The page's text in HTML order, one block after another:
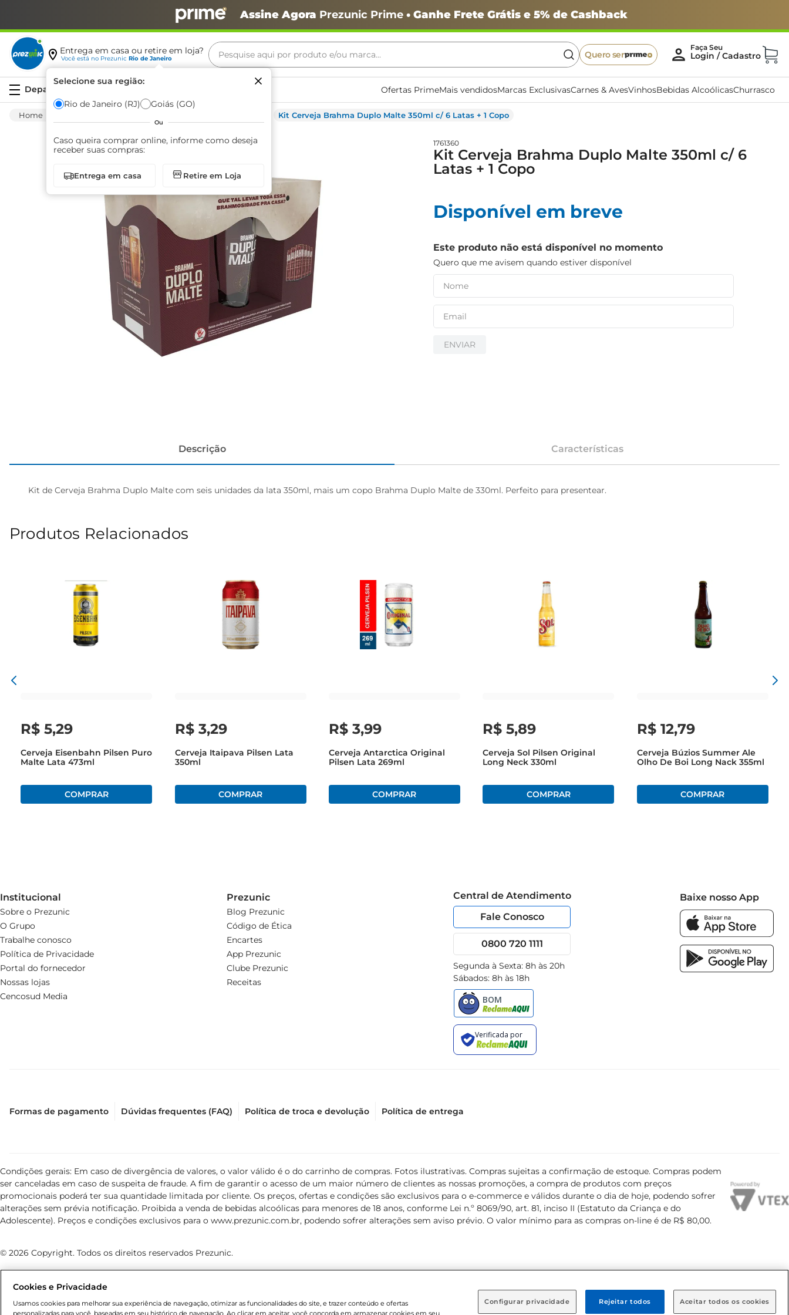
Assine Agora Prezunic Prime• Ganhe Frete Grátis e 5% de Cashback
Entrega em casa ou retire em loja?
Você está no Prezunic Rio de Janeiro
Selecione sua região:
Rio de Janeiro (RJ) Goiás (GO)
Ou
Caso queira comprar online, informe como deseja
receber suas compras:
Entrega em casa Retire em Loja
Pesquise aqui por produto e/ou marca...
Quero ser
Ofertas PrimeMais vendidosMarcas ExclusivasCarnes & AvesVinhosBebidas AlcoólicasChurrasco
Kit Cerveja Brahma Duplo Malte 350ml c/ 6 Latas + 1 Copo
1761360
Kit Cerveja Brahma Duplo Malte 350ml c/ 6
Latas + 1 Copo
Disponível em breve
Este produto não está disponível no momento
Quero que me avisem quando estiver disponível
ENVIAR
Descrição Características
Kit de Cerveja Brahma Duplo Malte com seis unidades da lata 350ml, mais um copo Brahma Duplo Malte de 330ml. Perfeito para presentear.
Produtos Relacionados
R$ 5,29
Cerveja Eisenbahn Pilsen Puro
Malte Lata 473ml
R$ 3,29
Cerveja Itaipava Pilsen Lata
350ml
R$ 3,99
Cerveja Antarctica Original
Pilsen Lata 269ml
R$ 5,89
Cerveja Sol Pilsen Original
Long Neck 330ml
R$ 12,79
Cerveja Búzios Summer Ale
Olho De Boi Long Nack 355ml
Institucional
Sobre o Prezunic
O Grupo
Trabalhe conosco
Política de Privacidade
Portal do fornecedor
Nossas lojas
Cencosud Media
Prezunic
Blog Prezunic
Código de Ética
Encartes
App Prezunic
Clube Prezunic
Receitas
Central de Atendimento
Fale Conosco
0800 720 1111
Segunda à Sexta: 8h às 20h
Sábados: 8h às 18h
Baixe nosso App
Formas de pagamento Dúvidas frequentes (FAQ) Política de troca e devolução Política de entrega
Condições gerais: Em caso de divergência de valores, o valor válido é o do carrinho de compras. Fotos ilustrativas. Compras sujeitas a confirmação de estoque. Compras podem
ser canceladas em caso de suspeita de fraude. A fim de garantir o acesso de um maior número de clientes as nossas promoções, a compra de produtos com preços
promocionais poderá ter sua quantidade limitada por cliente. Os preços, ofertas e condições são exclusivos para o e-commerce e válidos durante o dia de hoje, podendo sofrer
alterações sem prévia notificação. Proibida a venda de bebidas alcoólicas para menores de 18 anos, conforme Lei n.º 8069/90, art. 81, inciso II (Estatuto da Criança e do
Adolescente). Preços e condições exclusivos para o www.prezunic.com.br, podendo sofrer alterações sem aviso prévio. O valor mínimo para as compras on-line é de R$ 80,00.
© 2026 Copyright. Todos os direitos reservados Prezunic.
Cookies e Privacidade
Usamos cookies para melhorar sua experiência de navegação, otimizar as funcionalidades do site, e trazer conteúdo e ofertas
personalizadas para você, baseadas em seu histórico de navegação. Ao clicar em aceitar, você concorda em armazenar cookies em seu
Configurar privacidade Rejeitar todos Aceitar todos os cookies
Termos mais buscados
café
biscoito
azeite
arroz
iogurte
papel higiênico
cerveja